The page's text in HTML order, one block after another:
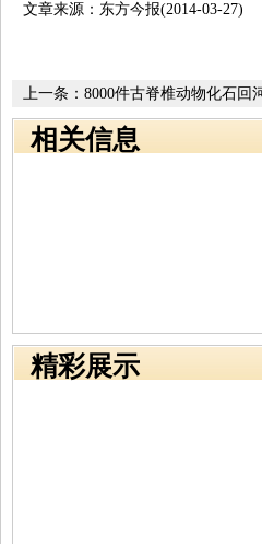
文章来源：东方今报(2014-03-27)
上一条： 8000件古脊椎动物化石回
相关信息
精彩展示